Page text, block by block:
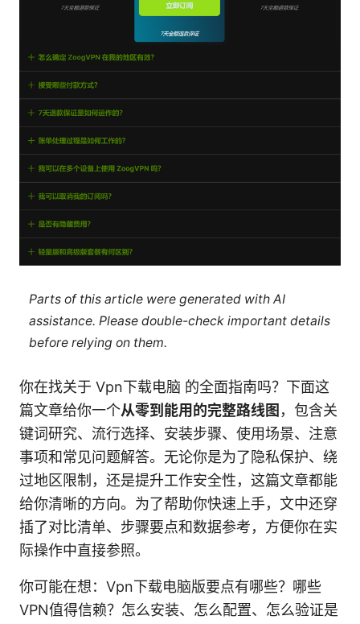
Parts of this article were generated with AI
assistance. Please double-check important details
before relying on them.
你在找关于 Vpn下载电脑 的全面指南吗？下面这
篇文章给你一个从零到能用的完整路线图 ，包含关
键词研究、流行选择、安装步骤、使用场景、注意
事项和常见问题解答。无论你是为了隐私保护、绕
过地区限制，还是提升工作安全性，这篇文章都能
给你清晰的方向。为了帮助你快速上手，文中还穿
插了对比清单、步骤要点和数据参考，方便你在实
际操作中直接参照。
你可能在想：Vpn下载电脑版要点有哪些？哪些
VPN值得信赖？怎么安装、怎么配置、怎么验证是